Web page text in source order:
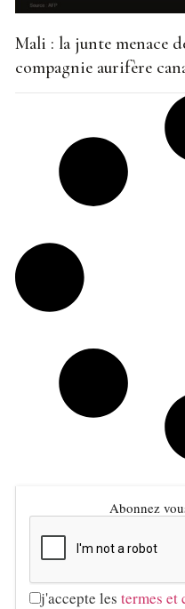
Mali : la junte menace
compagnie aurifère
Abonnez
j'accepte les termes et